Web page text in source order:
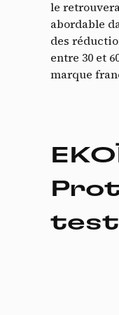
le
abordable
des
entre 30 et
marque